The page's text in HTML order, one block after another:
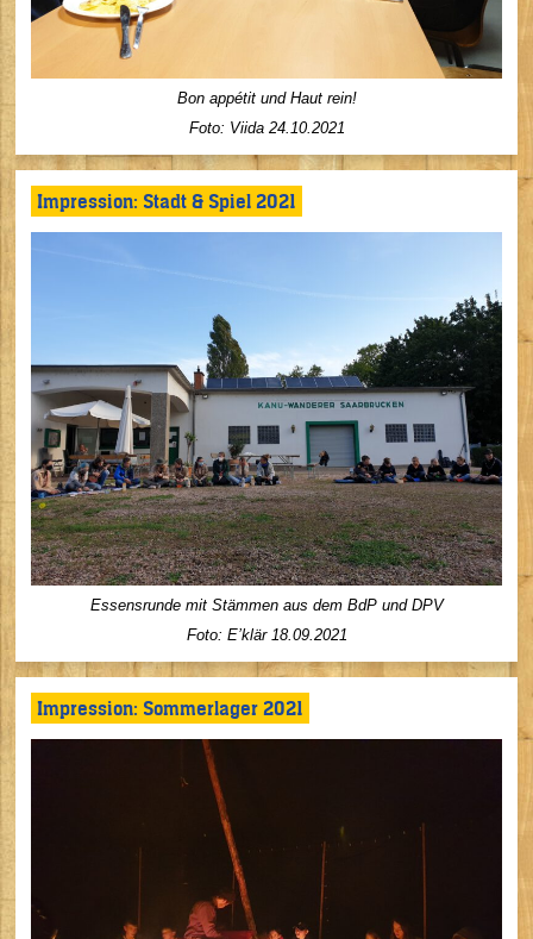
Bon appétit und Haut rein!
Foto: Viida 24.10.2021
Impression: Stadt & Spiel 2021
Essensrunde mit Stämmen aus dem BdP und DPV
Foto: E’klär 18.09.2021
Impression: Sommerlager 2021